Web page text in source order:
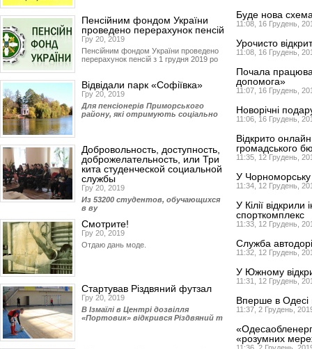
Пенсійним фондом України
проведено перерахунок пенсій
Гру 20, 2019
Пенсійним фондом України проведено
перерахунок пенсій з 1 грудня 2019 ро
Відвідали парк «Софіївка»
Гру 20, 2019
Для пенсіонерів Приморського
району, які отримують соціально
Добровольность, доступность,
доброжелательность, или Три
кита студенческой социальной
службы
Гру 20, 2019
Из 53200 студентов, обучающихся
в ву
Смотрите!
Гру 20, 2019
Отдаю дань моде.
Стартував Різдвяний футзал
Гру 20, 2019
В Ізмаїлі в Центрі дозвілля
«Портовик» відкрився Різдвяний т
Буде нова
11:08, 16 Грудень,
Урочисто
11:08, 16 Грудень,
Почала
допомога»
11:07, 16 Грудень,
Новорічні
11:06, 16 Грудень,
Відкрито
громадського
11:35, 12 Грудень,
У Чорноморську
11:34, 12 Грудень,
У Кілії
спорткомплекс
11:33, 12 Грудень,
Служба
11:32, 12 Грудень,
У Южному
11:31, 12 Грудень,
Вперше в Одесі
11:37, 2 Грудень,
«розумних